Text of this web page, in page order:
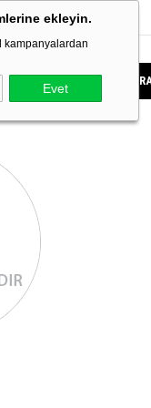
ekleyin.
kampanyalardan
Evet